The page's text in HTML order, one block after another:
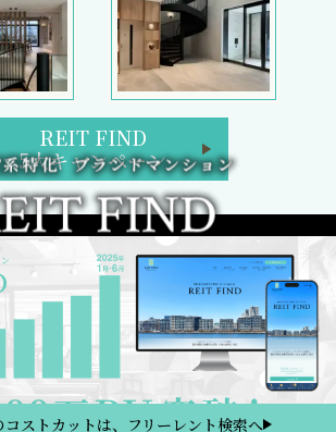
REIT FIND
5大キャンペーン
ストカットは、フリーレント検索へ